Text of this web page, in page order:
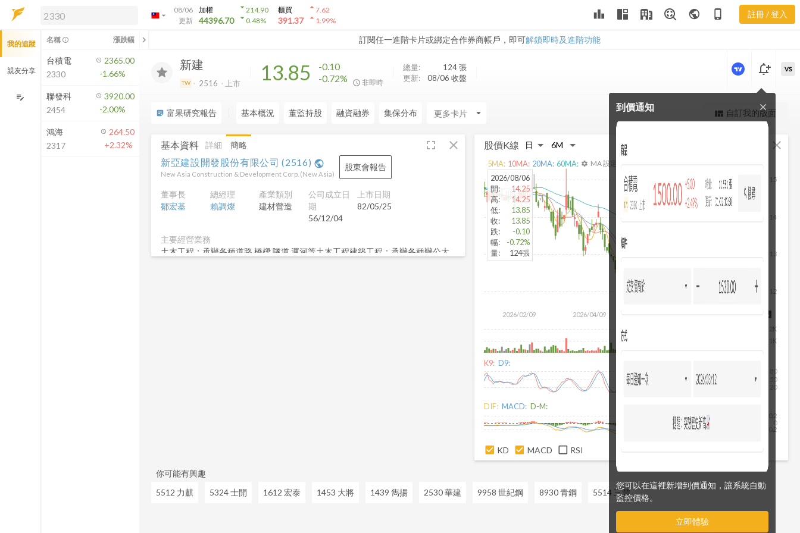
arrow_drop_down
08/06
更新
加權
44396.70
arrow_drop_down214.90
arrow_drop_down0.48%
櫃買
391.37
arrow_drop_up7.62
arrow_drop_up1.99% leaderboard public phone_iphone 註冊 / 登入
訂閱任一進階卡片或綁定合作券商帳戶，即可解鎖即時及進階功能
解鎖即時行情及進階功能
方案」，即可解鎖以下功能：
即時行情
即時市況與排行
成交金額熱力圖
前往方案訂閱
如何綁定合作券商
料
新建
TW 2516 上市 13.85
-0.10
-0.72%
非即時
總量: 124張
更新:
08/06 收盤
更強大的進階價量圖表
notification_add
到價通知
您可以在這裡新增到價通知，讓系統自動
監控價格。
立即體驗
close
VS
sticky_note_2 富果研究報告 基本概況 董監持股 融資融券 集保分布 arrow_drop_down view_quilt 自訂我的版面
基本資料 fullscreen close
詳細 簡略
新亞建設開發股份有限公司 (2516) public
New Asia Construction & Development Corp. (New Asia)
股東會報告
董事長
鄒宏基
總經理
賴調燦
產業類別
建材營造
公司成立日
期
56/12/04
上市日期
82/05/25
主要經營業務
土木工程：承辦各種道路.橋樑.隧道.運河等土木工程建築工程：承辦各種辦公大
股價K線 close
2026/02/09 2026/04/09
12
13
14
15
2026/08/06
1K
2K
2026/08/06
開:
14.25
高:
14.25
低:
13.85
收:
13.85
跌:
-0.10
幅:
-0.72%
量: 124張
5MA: 10MA: 20MA: 60MA: settings MA 設定
K9: D9:
20
50
80
DIF: MACD: D-M:
-0.2
0
0.2
KD MACD RSI
你可能有興趣
5512 力麒
5324 士開 1612 宏泰 1453 大將 1439 雋揚 2530 華建 9958 世紀鋼 8930 青鋼 5514 三豐
我的追蹤
親友分享
edit_note
名稱 info_outline 漲跌幅 chevron_left
台積電
2330
2365.00
-1.66%
聯發科
2454
3920.00
-2.00%
鴻海
2317
264.50
+2.32%